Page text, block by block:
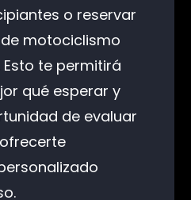
o reservar
motociclismo
Esto te permitirá
qué esperar y
de evaluar